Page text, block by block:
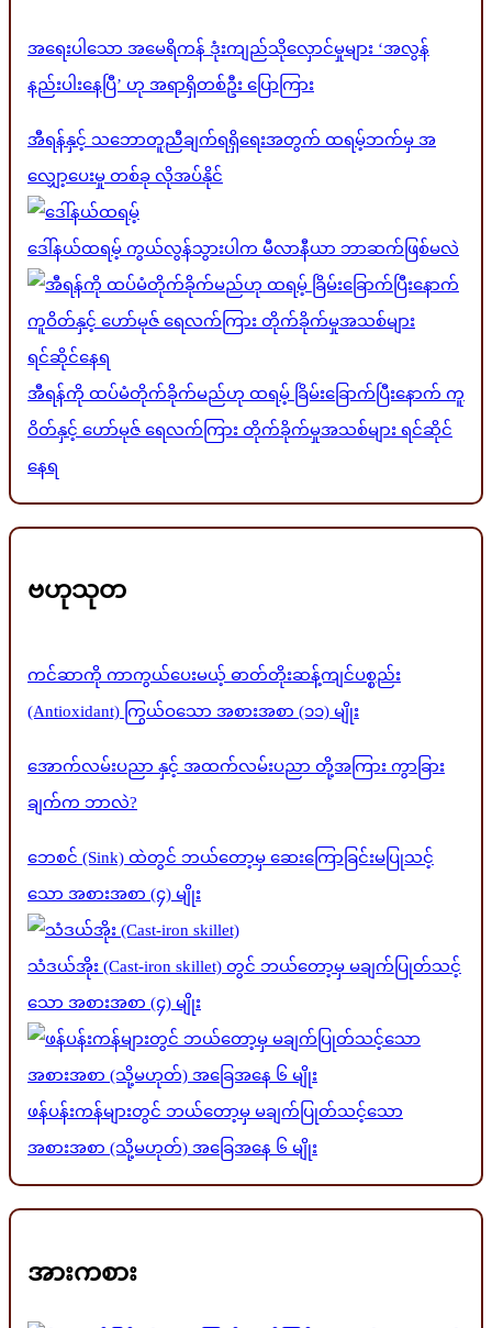
အရေးပါသော အမေရိကန် ဒုံးကျည်သိုလှောင်မှုများ ‘အလွန်
နည်းပါးနေပြီ’ ဟု အရာရှိတစ်ဦး ပြောကြား
အီရန်နှင့် သဘောတူညီချက်ရရှိရေးအတွက် ထရမ့်ဘက်မှ အ
လျှော့ပေးမှု တစ်ခု လိုအပ်နိုင်
ဒေါ်နယ်ထရမ့် ကွယ်လွန်သွားပါက မီလာနီယာ ဘာဆက်ဖြစ်မလဲ
အီရန်ကို ထပ်မံတိုက်ခိုက်မည်ဟု ထရမ့် ခြိမ်းခြောက်ပြီးနောက် ကူ
ဝိတ်နှင့် ဟော်မုဇ် ရေလက်ကြား တိုက်ခိုက်မှုအသစ်များ ရင်ဆိုင်
နေရ
ဗဟုသုတ
ကင်ဆာကို ကာကွယ်ပေးမယ့် ဓာတ်တိုးဆန့်ကျင်ပစ္စည်း
(Antioxidant) ကြွယ်ဝသော အစားအစာ (၁၁) မျိုး
အောက်လမ်းပညာ နှင့် အထက်လမ်းပညာ တို့အကြား ကွာခြား
ချက်က ဘာလဲ?
ဘေစင် (Sink) ထဲတွင် ဘယ်တော့မှ ဆေးကြောခြင်းမပြုသင့်
သော အစားအစာ (၄) မျိုး
သံဒယ်အိုး (Cast-iron skillet) တွင် ဘယ်တော့မှ မချက်ပြုတ်သင့်
သော အစားအစာ (၄) မျိုး
ဖန်ပန်းကန်များတွင် ဘယ်တော့မှ မချက်ပြုတ်သင့်သော
အစားအစာ (သို့မဟုတ်) အခြေအနေ ၆ မျိုး
အားကစား